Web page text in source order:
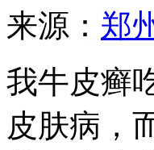
来源： 郑
我牛皮癣
皮肤病，